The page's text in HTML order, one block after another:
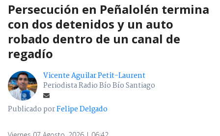
Persecución en Peñalolén termina
con dos detenidos y un auto
robado dentro de un canal de
regadío
Vicente Aguilar Petit-Laurent
Periodista Radio Bío Bío Santiago
Publicado porFelipe Delgado